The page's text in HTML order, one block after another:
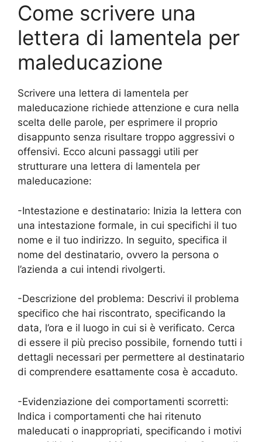
Come scrivere una
lettera di lamentela per
maleducazione
Scrivere una lettera di lamentela per
maleducazione richiede attenzione e cura nella
scelta delle parole, per esprimere il proprio
disappunto senza risultare troppo aggressivi o
offensivi. Ecco alcuni passaggi utili per
strutturare una lettera di lamentela per
maleducazione:
-Intestazione e destinatario: Inizia la lettera con
una intestazione formale, in cui specifichi il tuo
nome e il tuo indirizzo. In seguito, specifica il
nome del destinatario, ovvero la persona o
l’azienda a cui intendi rivolgerti.
-Descrizione del problema: Descrivi il problema
specifico che hai riscontrato, specificando la
data, l’ora e il luogo in cui si è verificato. Cerca
di essere il più preciso possibile, fornendo tutti i
dettagli necessari per permettere al destinatario
di comprendere esattamente cosa è accaduto.
-Evidenziazione dei comportamenti scorretti:
Indica i comportamenti che hai ritenuto
maleducati o inappropriati, specificando i motivi